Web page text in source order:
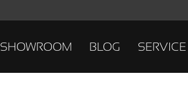
SHOWROOM BLOG SERVICE